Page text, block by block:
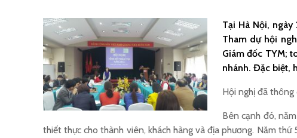
Tại Hà Nội,
Tham dự hội
Giám đốc TYM;
nhánh. Đặc biệt,
Hội nghị đã
Bên cạnh đó,
thiết thực cho thành viên, khách hàng và địa phương. Năm